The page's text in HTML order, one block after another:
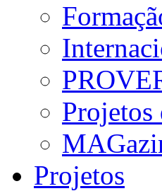
Projetos
Projetos